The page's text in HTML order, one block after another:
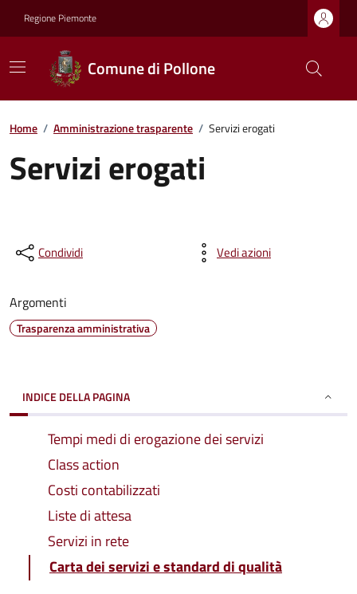
Regione Piemonte
Comune di Pollone
Home / Amministrazione trasparente / Servizi erogati
Servizi erogati
Condividi Vedi azioni
Argomenti
Trasparenza amministrativa
INDICE DELLA PAGINA
Tempi medi di erogazione dei servizi
Class action
Costi contabilizzati
Liste di attesa
Servizi in rete
Carta dei servizi e standard di qualità